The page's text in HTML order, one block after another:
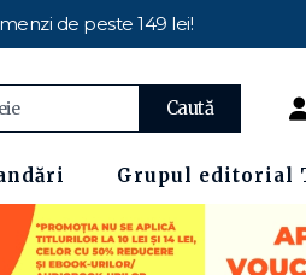
de peste 149 lei!
Caută
Grupul editorial